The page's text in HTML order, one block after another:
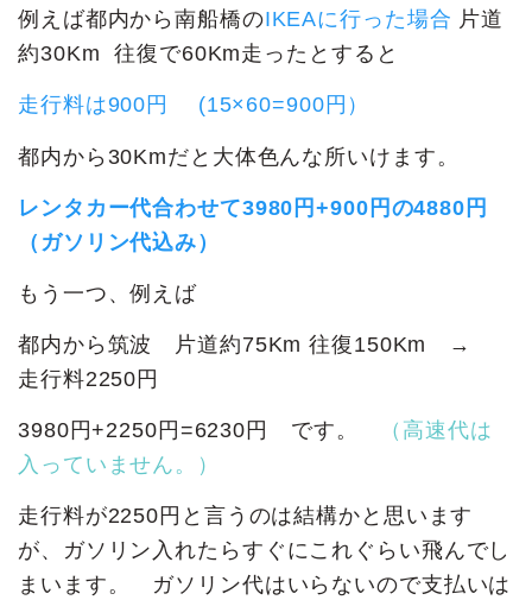
例えば都内から南船橋のIKEAに行った場合 片道
約30Km 往復で60Km走ったとすると
走行料は900円 (15×60=900円）
都内から30Kmだと大体色んな所いけます。
レンタカー代合わせて3980円+900円の4880円
（ガソリン代込み）
もう一つ、例えば
都内から筑波 片道約75Km 往復150Km →
走行料2250円
3980円+2250円=6230円 です。
（高速代は
入っていません。）
走行料が2250円と言うのは結構かと思います
が、ガソリン入れたらすぐにこれぐらい飛んでし
まいます。 ガソリン代はいらないので支払いは